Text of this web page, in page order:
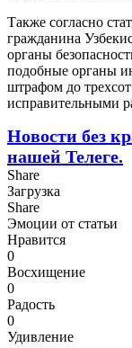
Также согласно
гражданина
органы
подобные органы
штрафом до
исправительными
Новости без
нашей Телеге.
Share
Загрузка
Share
Эмоции от статьи
Нравится
0
Восхищение
0
Радость
0
Удивление